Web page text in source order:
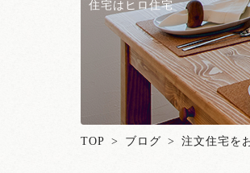
住宅はヒロ住宅
TOP > ブログ > 注文住宅を